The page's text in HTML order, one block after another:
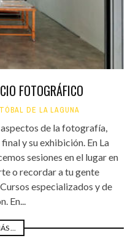
FOTOGRÁFICO
DE LA LAGUNA
de la fotografía,
y su exhibición. En La
sesiones en el lugar en
o recordar a tu gente
especializados y de
En...
...